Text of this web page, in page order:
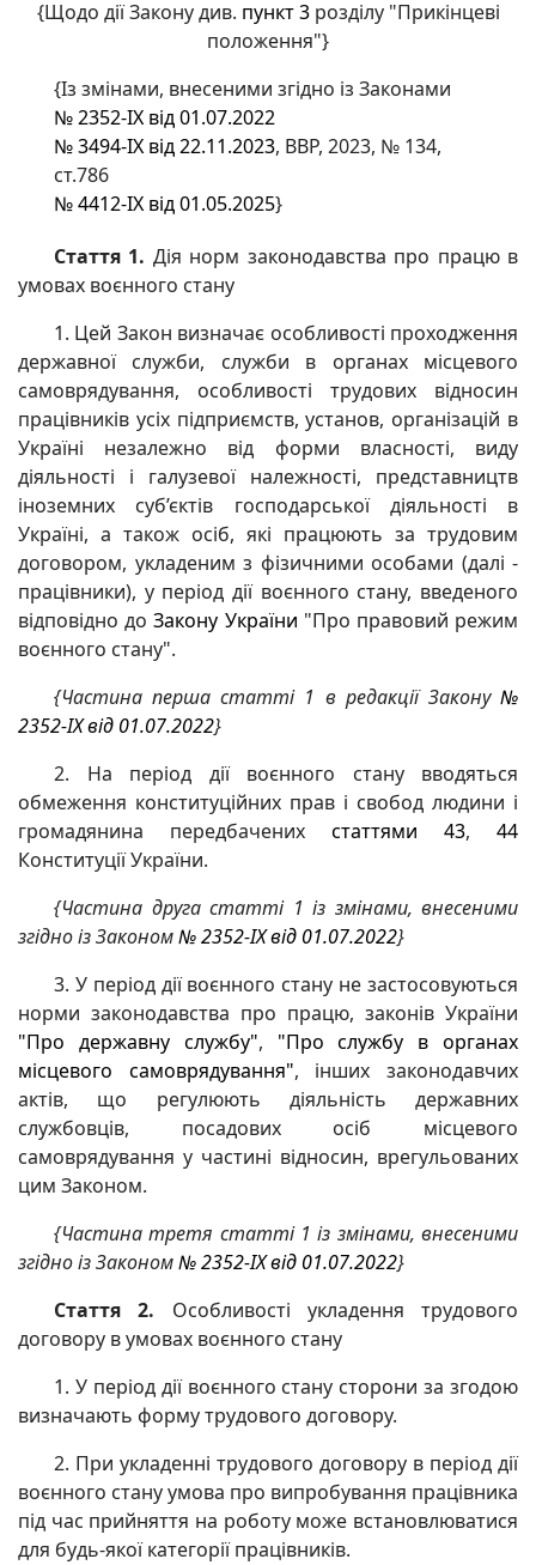
{Щодо дії Закону див. пункт 3розділу "Прикінцеві
положення"}
{Із змінами, внесеними згідно із Законами
№ 2352-IX від 01.07.2022
№ 3494-IX від 22.11.2023, ВВР, 2023, № 134,
ст.786
№ 4412-IX від 01.05.2025}
Стаття 1. Дія норм законодавства про працю в
умовах воєнного стану
1. Цей Закон визначає особливості проходження
державної служби, служби в органах місцевого
самоврядування, особливості трудових відносин
працівників усіх підприємств, установ, організацій в
Україні незалежно від форми власності, виду
діяльності і галузевої належності, представництв
іноземних суб’єктів господарської діяльності в
Україні, а також осіб, які працюють за трудовим
договором, укладеним з фізичними особами (далі -
працівники), у період дії воєнного стану, введеного
відповідно доЗакону України "Про правовий режим
воєнного стану".
{Частина перша статті 1 в редакції Закону №
2352-IX від 01.07.2022}
2. На період дії воєнного стану вводяться
обмеження конституційних прав і свобод людини і
громадянина передбачених статтями 43, 44
Конституції України.
{Частина друга статті 1 із змінами, внесеними
згідно із Законом№ 2352-IX від 01.07.2022}
3. У період дії воєнного стану не застосовуються
норми законодавства про працю, законів України
"Про державну службу", "Про службу в органах
місцевого самоврядування", інших законодавчих
актів, що регулюють діяльність державних
службовців, посадових осіб місцевого
самоврядування у частині відносин, врегульованих
цим Законом.
{Частина третя статті 1 із змінами, внесеними
згідно із Законом№ 2352-IX від 01.07.2022}
Стаття 2. Особливості укладення трудового
договору в умовах воєнного стану
1. У період дії воєнного стану сторони за згодою
визначають форму трудового договору.
2. При укладенні трудового договору в період дії
воєнного стану умова про випробування працівника
під час прийняття на роботу може встановлюватися
для будь-якої категорії працівників.